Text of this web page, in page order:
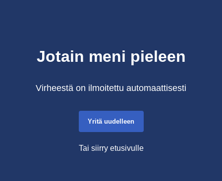
Jotain meni pieleen
Virheestä on ilmoitettu automaattisesti
Yritä uudelleen
Tai siirry etusivulle